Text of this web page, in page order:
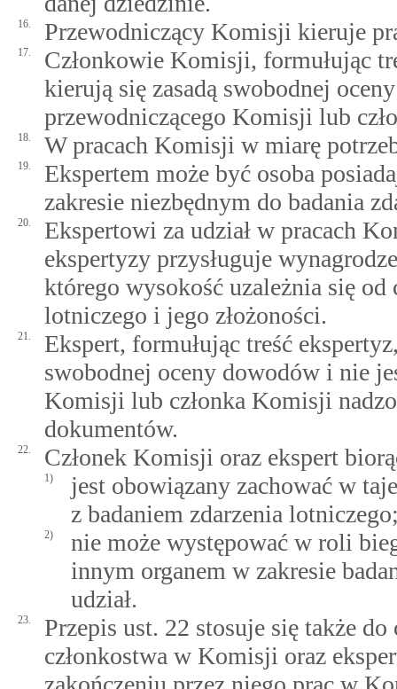
16. Przewodniczący Komisji kieruje
17.
Członkowie Komisji, formułując
kierują się zasadą swobodnej
przewodniczącego Komisji lub
18. W pracach Komisji w miarę
19.
Ekspertem może być osoba
zakresie niezbędnym do badania
20.
Ekspertowi za udział w pracach
ekspertyzy przysługuje
którego wysokość uzależnia się od
lotniczego i jego złożoności.
21.
Ekspert, formułując treść
swobodnej oceny dowodów i nie
Komisji lub członka Komisji
dokumentów.
22. Członek Komisji oraz ekspert
1)
jest obowiązany zachować w
z badaniem zdarzenia
2)
nie może występować w roli
innym organem w zakresie
udział.
23.
Przepis ust. 22 stosuje się także
członkostwa w Komisji oraz